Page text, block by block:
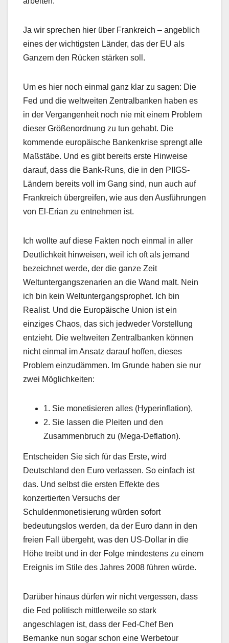
Ja wir sprechen hier über Frankreich – angeblich
eines der wichtigsten Länder, das der EU als
Ganzem den Rücken stärken soll.
Um es hier noch einmal ganz klar zu sagen: Die
Fed und die weltweiten Zentralbanken haben es
in der Vergangenheit noch nie mit einem Problem
dieser Größenordnung zu tun gehabt. Die
kommende europäische Bankenkrise sprengt alle
Maßstäbe. Und es gibt bereits erste Hinweise
darauf, dass die Bank-Runs, die in den PIIGS-
Ländern bereits voll im Gang sind, nun auch auf
Frankreich übergreifen, wie aus den Ausführungen
von El-Erian zu entnehmen ist.
Ich wollte auf diese Fakten noch einmal in aller
Deutlichkeit hinweisen, weil ich oft als jemand
bezeichnet werde, der die ganze Zeit
Weltuntergangszenarien an die Wand malt. Nein
ich bin kein Weltuntergangsprophet. Ich bin
Realist. Und die Europäische Union ist ein
einziges Chaos, das sich jedweder Vorstellung
entzieht. Die weltweiten Zentralbanken können
nicht einmal im Ansatz darauf hoffen, dieses
Problem einzudämmen. Im Grunde haben sie nur
zwei Möglichkeiten:
1. Sie monetisieren alles (Hyperinflation),
2. Sie lassen die Pleiten und den
Zusammenbruch zu (Mega-Deflation).
Entscheiden Sie sich für das Erste, wird
Deutschland den Euro verlassen. So einfach ist
das. Und selbst die ersten Effekte des
konzertierten Versuchs der
Schuldenmonetisierung würden sofort
bedeutungslos werden, da der Euro dann in den
freien Fall übergeht, was den US-Dollar in die
Höhe treibt und in der Folge mindestens zu einem
Ereignis im Stile des Jahres 2008 führen würde.
Darüber hinaus dürfen wir nicht vergessen, dass
die Fed politisch mittlerweile so stark
angeschlagen ist, dass der Fed-Chef Ben
Bernanke nun sogar schon eine Werbetour